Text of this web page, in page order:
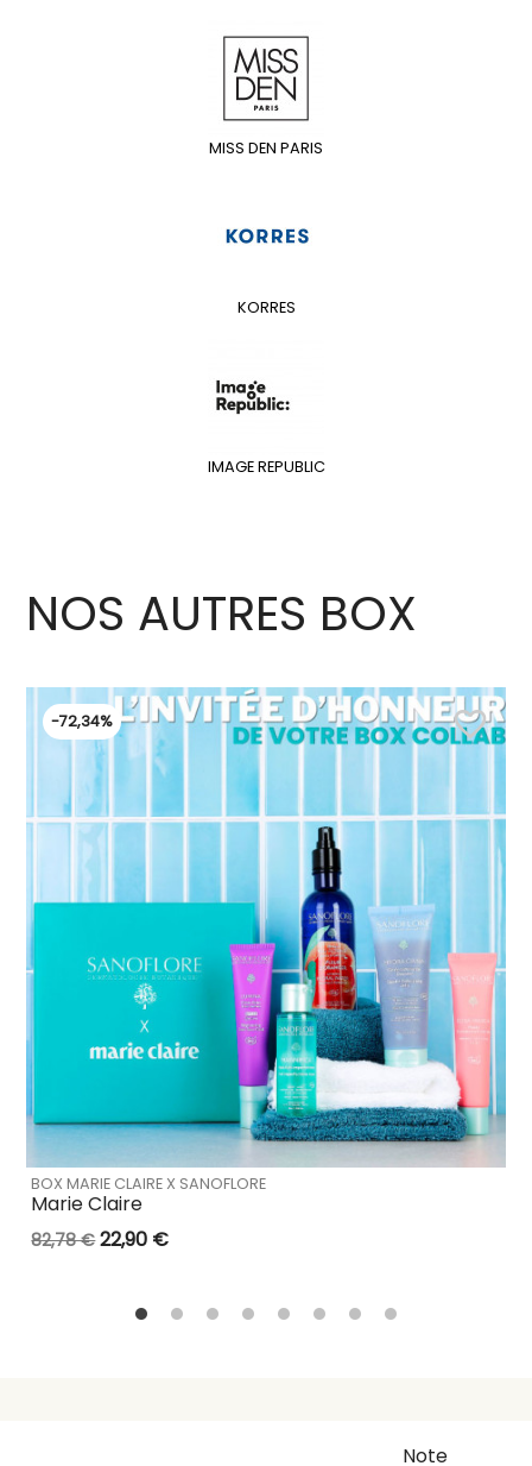
MISS DEN PARIS
KORRES
IMAGE REPUBLIC
NOS AUTRES BOX
BOX MARIE CLAIRE X SANOFLORE
Marie Claire
82,78 € 22,90 €
-72,34% favorite_border
Note